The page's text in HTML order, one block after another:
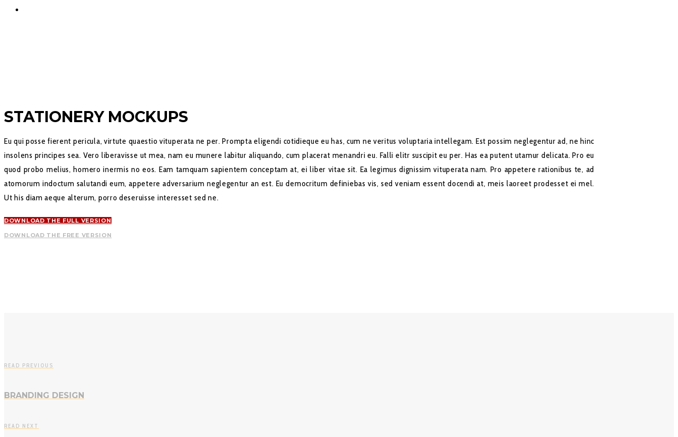
STATIONERY MOCKUPS
Eu qui posse fierent pericula, virtute quaestio vituperata ne per. Prompta eligendi cotidieque eu has, cum ne veritus voluptaria intellegam. Est possim neglegentur ad, ne hinc
insolens principes sea. Vero liberavisse ut mea, nam eu munere labitur aliquando, cum placerat menandri eu. Falli elitr suscipit eu per. Has ea putent utamur delicata. Pro eu
quod probo melius, homero inermis no eos. Eam tamquam sapientem conceptam at, ei liber vitae sit. Ea legimus dignissim vituperata nam. Pro appetere rationibus te, ad
atomorum indoctum salutandi eum, appetere adversarium neglegentur an est. Eu democritum definiebas vis, sed veniam essent docendi at, meis laoreet prodesset ei mel.
Ut his diam aeque alterum, porro deseruisse interesset sed ne.
DOWNLOAD THE FULL VERSION
DOWNLOAD THE FREE VERSION
READ PREVIOUS
BRANDING DESIGN
READ NEXT